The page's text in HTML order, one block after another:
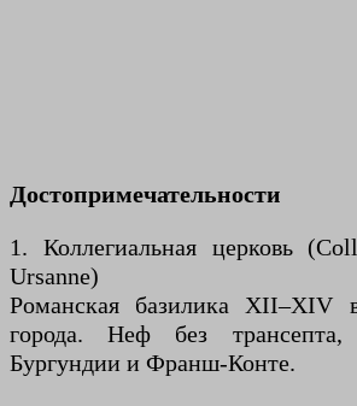
Достопримечательности
1. Коллегиальная церковь
Ursanne)
Романская базилика XII–XIV
города. Неф без
Бургундии и Франш-Конте.